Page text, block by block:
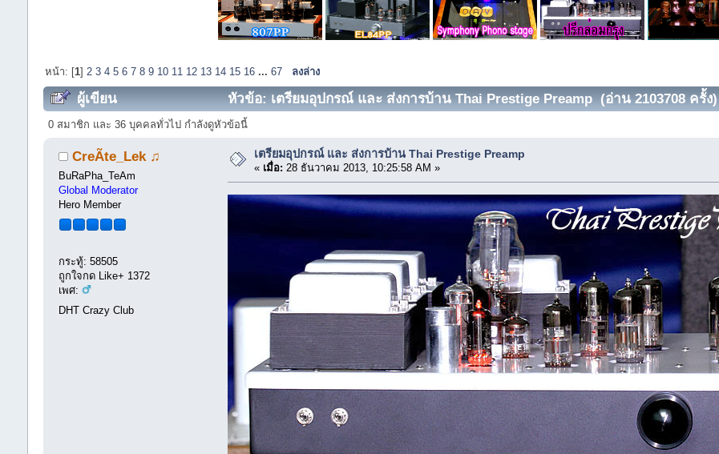
หน้า: [1]2 3 4 5 6 7 8 9 10 11 12 13 14 15 16 ...67 ลงล่าง
ผู้เขียน หัวข้อ: เตรียมอุปกรณ์ และ ส่งการบ้าน Thai Prestige Preamp (อ่าน 2103708 ครั้ง)
0 สมาชิก และ 36 บุคคลทั่วไป กำลังดูหัวข้อนี้
CreÃte_Lek ♫
BuRaPha_TeAm
Global Moderator
Hero Member
กระทู้: 58505
ถูกใจกด Like+ 1372
เพศ:
DHT Crazy Club
เตรียมอุปกรณ์ และ ส่งการบ้าน Thai Prestige Preamp
« เมื่อ: 28 ธันวาคม 2013, 10:25:58 AM »